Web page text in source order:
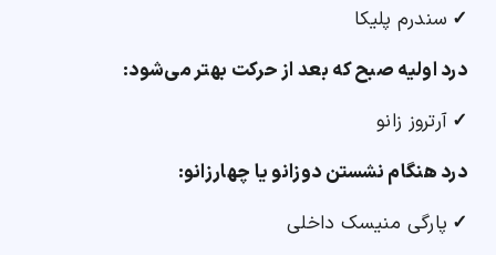
✓ سندرم پلیکا
درد اولیه صبح که بعد از حرکت بهتر می‌شود:
✓ آرتروز زانو
درد هنگام نشستن دوزانو یا چهارزانو:
✓ پارگی منیسک داخلی